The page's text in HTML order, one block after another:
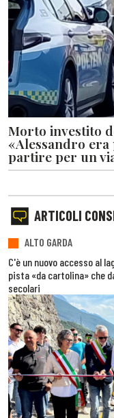
Morto investito
«Alessandro
partire per un
ARTICOLI
ALTO GARDA
C'è un nuovo accesso al
pista «da cartolina» che
secolari